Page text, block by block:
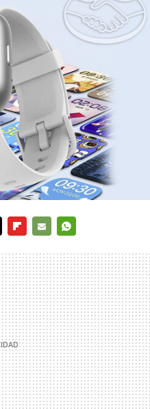
MAIL